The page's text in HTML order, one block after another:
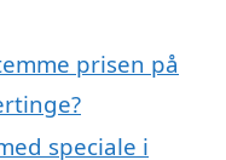
prisen på
speciale i